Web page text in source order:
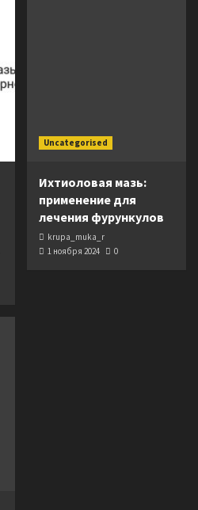
Uncategorised
Ихтиоловая мазь:
применение для
лечения фурункулов
krupa_muka_r
1 ноября 2024
0